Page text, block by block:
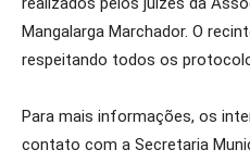
Mangalarga Marchador. O
respeitando todos os
Para mais informações, os
contato com a Secretaria